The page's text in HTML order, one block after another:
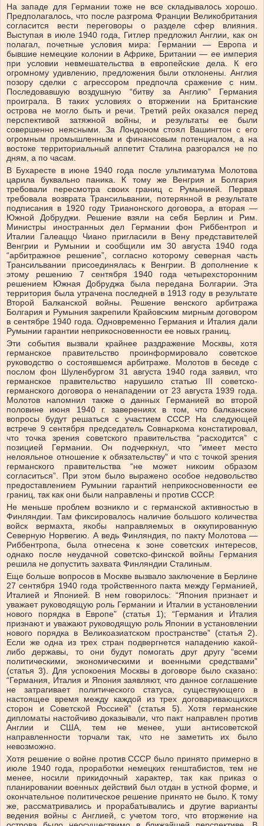
На западе для Германии тоже не все складывалось хорошо.
Предполагалось, что после разгрома Франции Великобритания
согласится вести переговоры о разделе сфер влияния.
Выступая в июле 1940 года, Гитлер предложил Англии, как он
полагал, почетные условия мира: Германии — Европа и
бывшие немецкие колонии в Африке, Британии — ее империя
при условии невмешательства в европейские дела. К его
огромному удивлению, предложения были отклонены. Англия
позору сделки с агрессором предпочла сражение с ним.
Последовавшую воздушную “битву за Англию” Германия
проиграла. В таких условиях о вторжении на Британские
острова не могло быть и речи. Третий рейх оказался перед
перспективой затяжной войны, и результаты ее были
совершенно неясными. За Лондоном стоял Вашингтон с его
огромным промышленным и финансовым потенциалом, а на
востоке территориальный аппетит Сталина разгорался не по
дням, а по часам.
В Бухаресте в июне 1940 года после ультиматума Молотова
царила буквально паника. К тому же Венгрия и Болгария
требовали пересмотра своих границ с Румынией. Первая
требовала возврата Трансильвании, потерянной в результате
подписания в 1920 году Трианонского договора, а вторая —
Южной Добруджи. Решение взяли на себя Берлин и Рим.
Министры иностранных дел Германии фон Риббентроп и
Италии Галеаццо Чиано пригласили в Вену представителей
Венгрии и Румынии и сообщили им 30 августа 1940 года
“арбитражное решение”, согласно которому северная часть
Трансильвании присоединялась к Венгрии. В дополнение к
этому решению 7 сентября 1940 года четырехсторонним
решением Южная Добруджа была передана Болгарии. Эта
территория была утрачена последней в 1913 году в результате
Второй Балканской войны. Решение венского арбитража
Болгария и Румыния закрепили Крайовским мирным договором
в сентябре 1940 года. Одновременно Германия и Италия дали
Румынии гарантии неприкосновенности ее новых границ.
Эти события вызвали крайнее раздражение Москвы, хотя
германское правительство проинформировало советское
руководство о состоявшемся арбитраже. Молотов в беседе с
послом фон Шуленбургом 31 августа 1940 года заявил, что
германское правительство нарушило статью III советско-
германского договора о ненападении от 23 августа 1939 года.
Молотов напомнил также о данных Германией во второй
половине июня 1940 г. заверениях в том, что балканские
вопросы будут решаться с участием СССР. На следующей
встрече 9 сентября председатель Совнаркома констатировал,
что точка зрения советского правительства “расходится” с
позицией Германии. Он подчеркнул, что “имеет место
нелояльное отношение к обязательству” и что с точкой зрения
германского правительства “не может никоим образом
согласиться”. При этом было выражено особое недовольство
предоставлением Румынии гарантий неприкосновенности ее
границ, так как они были направлены и против СССР.
Не меньше проблем возникло и с германской активностью в
Финляндии. Там фиксировалось наличие большого количества
войск вермахта, якобы направляемых в оккупированную
Северную Норвегию. А ведь Финляндия, по пакту Молотова —
Риббентропа, была отнесена к зоне советских интересов,
однако после неудачной советско-финской войны Германия
решила не допустить захвата Финляндии Сталиным.
Еще больше вопросов в Москве вызвало заключение в Берлине
27 сентября 1940 года тройственного пакта между Германией,
Италией и Японией. В нем говорилось: “Япония признает и
уважает руководящую роль Германии и Италии в установлении
нового порядка в Европе” (статья 1); “Германия и Италия
признают и уважают руководящую роль Японии в установлении
нового порядка в Великоазиатском пространстве” (статья 2).
Если же одна из трех стран подвергнется нападению какой-
либо державы, то они будут помогать друг другу “всеми
политическими, экономическими и военными средствами”
(статья 3). Для успокоения Москвы в договоре было сказано:
“Германия, Италия и Япония заявляют, что данное соглашение
не затрагивает политического статуса, существующего в
настоящее время между каждой из трех договаривающихся
сторон и Советской Россией” (статья 5). Хотя германские
дипломаты настойчиво доказывали, что пакт направлен против
Англии и США, тем не менее, уши антисоветской
направленности торчали так, что не заметить их было
невозможно.
Хотя решение о войне против СССР было принято примерно в
июле 1940 года, проработки немецких генштабистов, тем не
менее, носили прикидочный характер, так как приказ о
планировании военных действий был отдан в устной форме, и
окончательное политическое решение принято не было. К тому
же, рассматривались и прорабатывались и другие варианты
ведения войны с Англией, с учетом того, что вторжение на